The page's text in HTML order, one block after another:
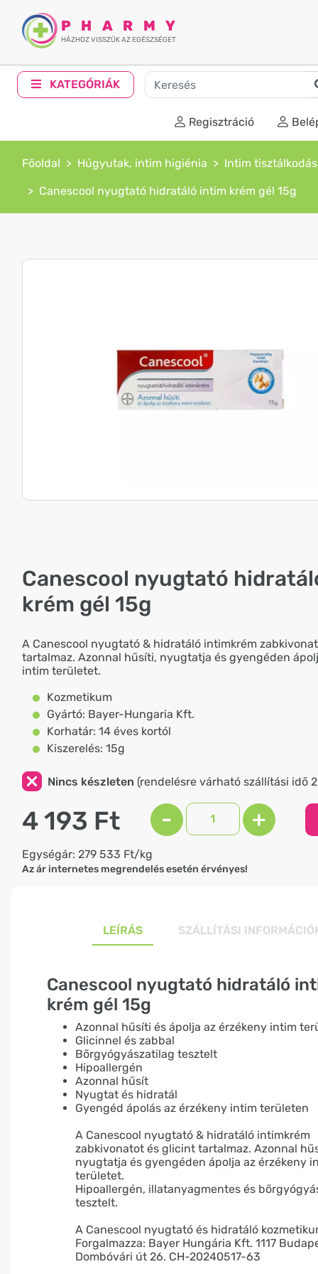
PHARMY
HÁZHOZ VISSZÜK AZ EGÉSZSÉGET
KATEGÓRIÁK
Regisztráció
Főoldal Húgyutak, intim higiénia Intim tisztálkodás
Canescool nyugtató hidratáló intim krém gél 15g
Canescool nyugtató
krém gél 15g
A Canescool nyugtató & hidratáló intimkrém
tartalmaz. Azonnal hűsíti, nyugtatja és gyengéden
intim területet.
Kozmetikum
Gyártó: Bayer-Hungaria Kft.
Korhatár: 14 éves kortól
Kiszerelés: 15g
Nincs készleten (rendelésre várható szállítási idő
4 193 Ft - +
Egységár: 279 533 Ft/kg
Az ár internetes megrendelés esetén érvényes!
LEÍRÁS SZÁLLÍTÁSI
Canescool nyugtató hidratáló
krém gél 15g
Azonnal hűsíti és ápolja az érzékeny intim
Glicinnel és zabbal
Bőrgyógyászatilag tesztelt
Hipoallergén
Azonnal hűsít
Nyugtat és hidratál
Gyengéd ápolás az érzékeny intim területen
A Canescool nyugtató & hidratáló intimkrém
zabkivonatot és glicint tartalmaz. Azonnal
nyugtatja és gyengéden ápolja az érzékeny
területet.
Hipoallergén, illatanyagmentes és
tesztelt.
A Canescool nyugtató és hidratáló
Forgalmazza: Bayer Hungária Kft. 1117
Dombóvári út 26. CH-20240517-63